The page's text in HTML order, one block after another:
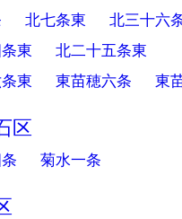
北七条東
北三十六
東
北二十五条東
東
東苗穂六条 東
区
菊水一条